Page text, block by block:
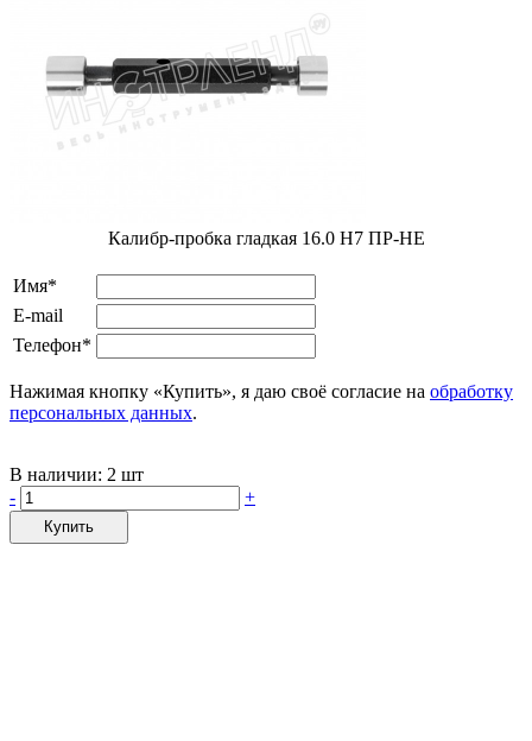
Калибр-пробка гладкая 16.0 Н7 ПР-НЕ
Имя*
E-mail
Телефон*
Нажимая кнопку «Купить», я даю своё согласие на обработку
персональных данных.
В наличии: 2 шт
-
+
Купить